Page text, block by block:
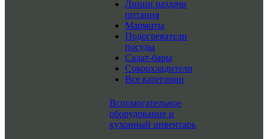
Линии раздачи
питания
Мармиты
Подогреватели
посуды
Салат-бары
Сокоохладители
Все категории
Вспомогательное
оборудование и
кухонный инвентарь